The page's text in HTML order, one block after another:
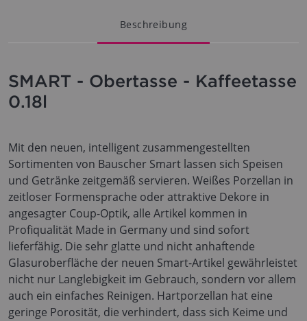
Beschreibung
SMART - Obertasse - Kaffeetasse
0.18l
Mit den neuen, intelligent zusammengestellten
Sortimenten von Bauscher Smart lassen sich Speisen
und Getränke zeitgemäß servieren. Weißes Porzellan in
zeitloser Formensprache oder attraktive Dekore in
angesagter Coup-Optik, alle Artikel kommen in
Profiqualität Made in Germany und sind sofort
lieferfähig. Die sehr glatte und nicht anhaftende
Glasuroberfläche der neuen Smart-Artikel gewährleistet
nicht nur Langlebigkeit im Gebrauch, sondern vor allem
auch ein einfaches Reinigen. Hartporzellan hat eine
geringe Porosität, die verhindert, dass sich Keime und